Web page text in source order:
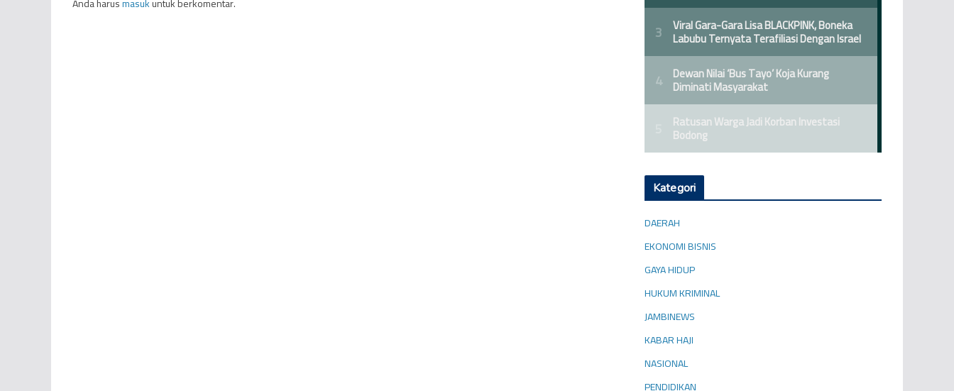
Kategori
DAERAH
EKONOMI BISNIS
GAYA HIDUP
HUKUM KRIMINAL
JAMBINEWS
KABAR HAJI
NASIONAL
PENDIDIKAN